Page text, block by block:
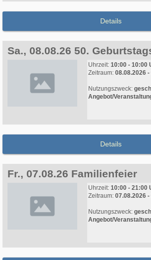
Details
Sa., 08.08.26 50.
Uhrzeit: 10:00 - 10:00
Zeitraum: 08.08.2026
Nutzungszweck:
Angebot/
Details
Fr., 07.08.26 Familienfeier
Uhrzeit: 10:00 - 21:00
Zeitraum: 07.08.2026
Nutzungszweck:
Angebot/